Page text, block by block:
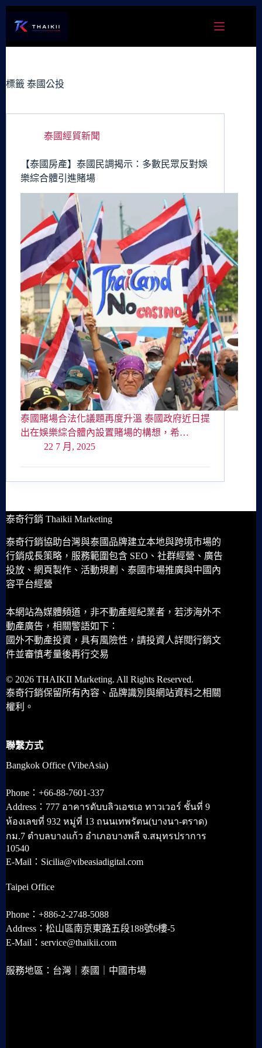
容
標籤 泰國公投
泰國經貿新聞
【泰國房產】泰國民調揭示：多數民眾反對娛
樂綜合體引進賭場
泰國賭場合法化議題再度升溫 泰國政府近日提
出在娛樂綜合體內設置賭場的構想，希…
22 7 月, 2025
泰奇行銷 Thaikii Marketing
泰奇行銷協助台灣與泰國品牌建立本地與跨境市場的
行銷成長策略，服務範圍包含 SEO、社群經營、廣告
投放、網頁製作、活動規劃、泰國市場推廣與中國內
容平台經營
本網站為媒體頻道，非不動產經紀業者，若涉海外不
動產廣告，相關警語如下：
國外不動產投資，具有風險性，請投資人詳閱行銷文
件並審慎考量後再行交易
© 2026 THAIKII Marketing. All Rights Reserved.
泰奇行銷保留所有內容、品牌識別與網站資料之相關
權利。
聯繫方式
Bangkok Office (VibeAsia)
Phone：+66-88-7601-337
Address：777 อาคารดับบลิวเอชเอ ทาวเวอร์ ชั้นที่ 9
ห้องเลขที่ 932 หมู่ที่ 13 ถนนเทพรัตน(บางนา-ตราด)
กม.7 ตำบลบางแก้ว อำเภอบางพลี จ.สมุทรปราการ
10540
E-Mail：Sicilia@vibeasiadigital.com
Taipei Office
Phone：+886-2-2748-5088
Address：松山區南京東路五段188號6樓-5
E-Mail：service@thaikii.com
服務地區：台灣｜泰國｜中國市場